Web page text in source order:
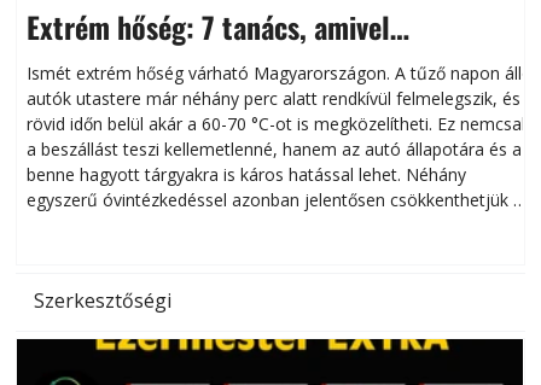
Extrém hőség: 7 tanács, amivel
megóvhatjuk autónkat a nyári károktól
Ismét extrém hőség várható Magyarországon. A tűző napon álló
autók utastere már néhány perc alatt rendkívül felmelegszik, és
rövid időn belül akár a 60-70 °C-ot is megközelítheti. Ez nemcsak
a beszállást teszi kellemetlenné, hanem az autó állapotára és a
benne hagyott tárgyakra is káros hatással lehet. Néhány
egyszerű óvintézkedéssel azonban jelentősen csökkenthetjük a
Szerkesztőségi